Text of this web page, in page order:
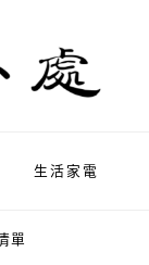
生活家電
單